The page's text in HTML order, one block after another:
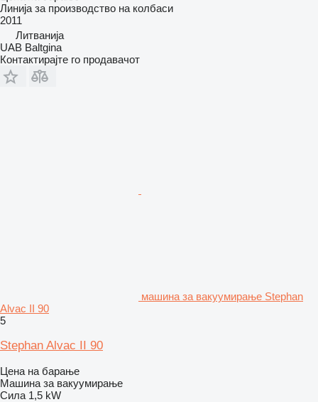
Линија за производство на колбаси
2011
Литванија
UAB Baltgina
Контактирајте го продавачот
машина за вакуумирање Stephan
Alvac II 90
5
Stephan Alvac II 90
Цена на барање
Машина за вакуумирање
Сила 1,5 kW